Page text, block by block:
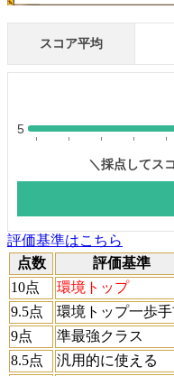
評価基準はこちら
点数
評価基準
10点
環境トップ
9.5点
環境トップ一歩
9点
準最強クラス
8.5点
汎用的に使える